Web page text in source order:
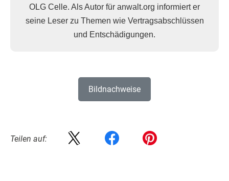
OLG Celle. Als Autor für anwalt.org informiert er
seine Leser zu Themen wie Vertragsabschlüssen
und Entschädigungen.
Bildnachweise
Teilen auf: